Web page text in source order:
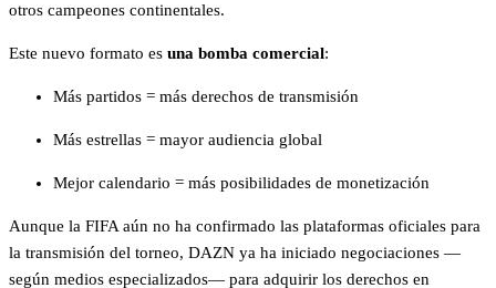
otros campeones continentales.
Este nuevo formato es una bomba comercial:
Más partidos = más derechos de transmisión
Más estrellas = mayor audiencia global
Mejor calendario = más posibilidades de monetización
Aunque la FIFA aún no ha confirmado las plataformas oficiales para
la transmisión del torneo, DAZN ya ha iniciado negociaciones —
según medios especializados— para adquirir los derechos en